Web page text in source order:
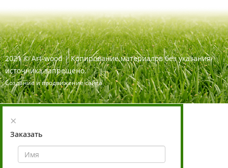
2021 ©Art-wood |Копирование материалов без указания
источника запрещено.
Создание и продвижение сайта
×
Заказать